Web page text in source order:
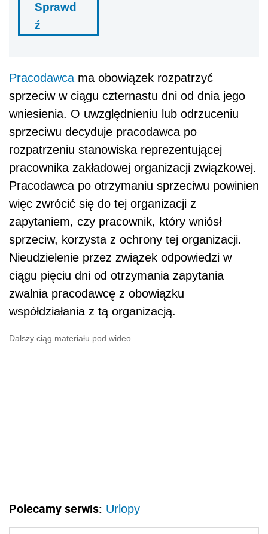
Sprawd
ź
Pracodawca ma obowiązek rozpatrzyć
sprzeciw w ciągu czternastu dni od dnia jego
wniesienia. O uwzględnieniu lub odrzuceniu
sprzeciwu decyduje pracodawca po
rozpatrzeniu stanowiska reprezentującej
pracownika zakładowej organizacji związkowej.
Pracodawca po otrzymaniu sprzeciwu powinien
więc zwrócić się do tej organizacji z
zapytaniem, czy pracownik, który wniósł
sprzeciw, korzysta z ochrony tej organizacji.
Nieudzielenie przez związek odpowiedzi w
ciągu pięciu dni od otrzymania zapytania
zwalnia pracodawcę z obowiązku
współdziałania z tą organizacją.
Dalszy ciąg materiału pod wideo
Polecamy serwis: Urlopy